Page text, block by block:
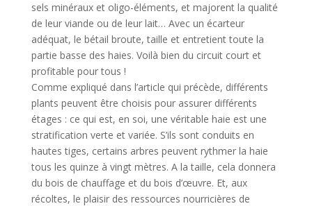
sels minéraux et oligo-éléments, et majorent la qualité
de leur viande ou de leur lait… Avec un écarteur
adéquat, le bétail broute, taille et entretient toute la
partie basse des haies. Voilà bien du circuit court et
profitable pour tous !
Comme expliqué dans l’article qui précède, différents
plants peuvent être choisis pour assurer différents
étages : ce qui est, en soi, une véritable haie est une
stratification verte et variée. S’ils sont conduits en
hautes tiges, certains arbres peuvent rythmer la haie
tous les quinze à vingt mètres. A la taille, cela donnera
du bois de chauffage et du bois d’œuvre. Et, aux
récoltes, le plaisir des ressources nourricières de